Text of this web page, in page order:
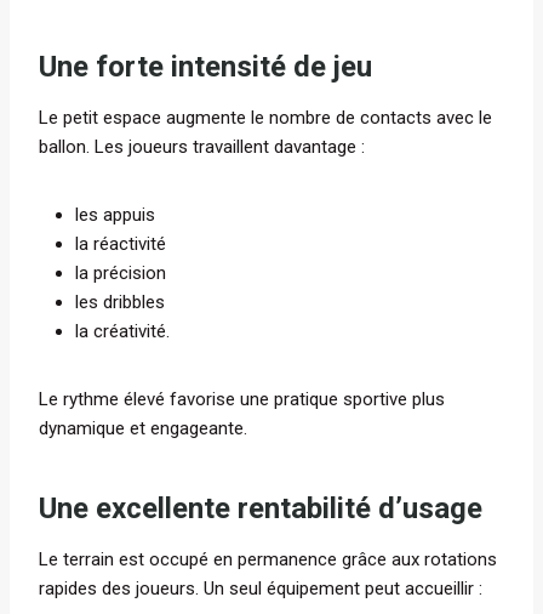
Une forte intensité de jeu
Le petit espace augmente le nombre de contacts avec le
ballon. Les joueurs travaillent davantage :
les appuis
la réactivité
la précision
les dribbles
la créativité.
Le rythme élevé favorise une pratique sportive plus
dynamique et engageante.
Une excellente rentabilité d’usage
Le terrain est occupé en permanence grâce aux rotations
rapides des joueurs. Un seul équipement peut accueillir :